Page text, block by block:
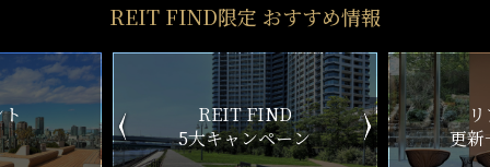
REIT FIND限定 おすすめ情報
ン
リアルタイム
更新一覧チェック
新